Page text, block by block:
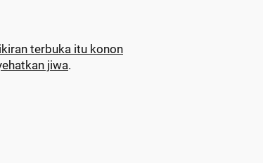
terbuka itu konon
jiwa.